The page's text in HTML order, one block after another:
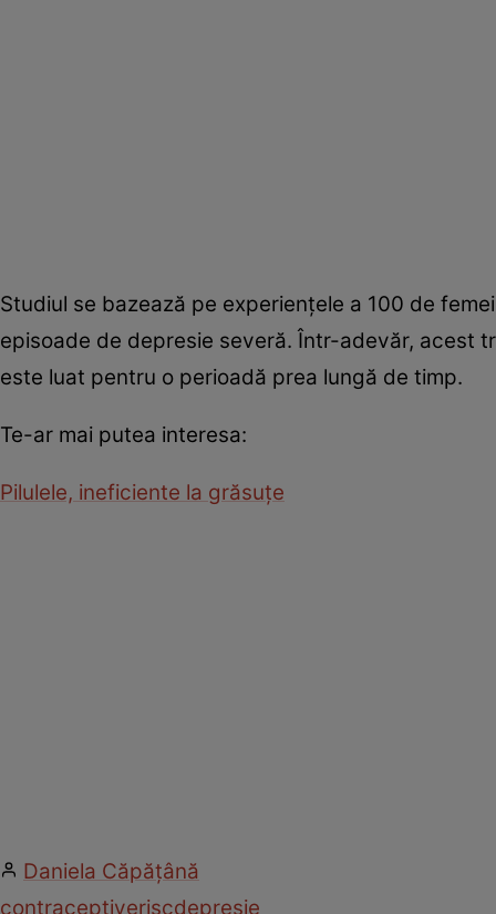
Studiul se bazează pe experienţele a 100 de
episoade de depresie severă. Într-adevăr, acest
este luat pentru o perioadă prea lungă de timp.
Te-ar mai putea interesa:
Pilulele, ineficiente la grăsuţe
Daniela Căpăţână
contraceptiveriscdepresie